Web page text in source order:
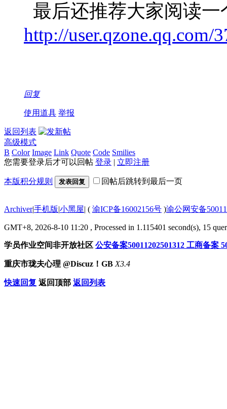
最后还推荐大家阅读
http://user.qzone.qq.com/
回复
使用道具 举报
返回列表
高级模式
B Color Image Link Quote Code Smilies
您需要登录后才可以回帖 登录 | 立即注册
本版积分规则 发表回复 回帖后跳转到最后一页
Archiver|手机版|小黑屋| ( 渝ICP备16002156号 )渝公网安备
GMT+8, 2026-8-10 11:20 , Processed in 1.115401 second(s), 15
学员作业空间非开放社区 公安备案50011202501312 工商备案
重庆市珑夫心理 @Discuz！GB X3.4
快速回复 返回顶部 返回列表